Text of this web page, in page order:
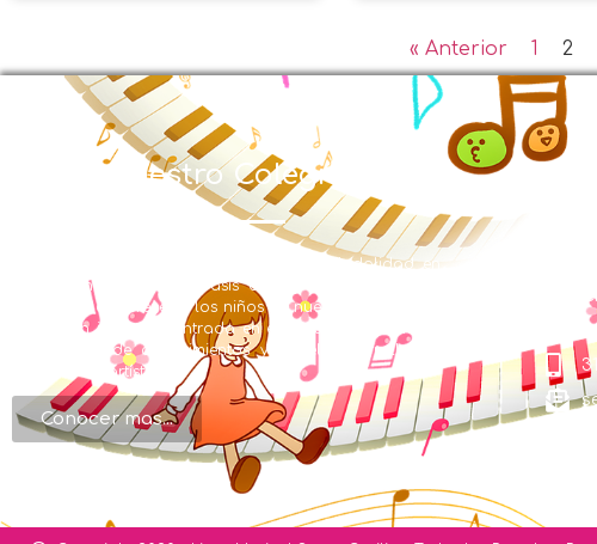
« Anterior 1 2
Nuestro Colegio
EL LICEO MUSICAL SANTA CECILIA con Modalidad en
Educación Musical y énfasis en inglés se creó en la
búsqueda de ofrecer a los niños de nuestra región una
formación integral, centrada en el desarrollo humano,
de valores, de conocimientos y en el desarrollo de
habilidades artísticas.
Conocer mas...